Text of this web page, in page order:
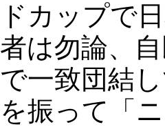
ドカップで
者は勿論、
で一致団結
を振って「